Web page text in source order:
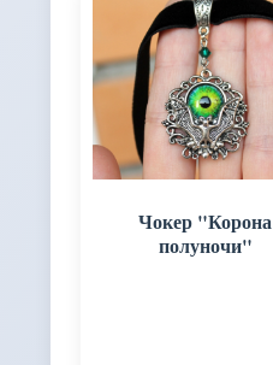
Чокер "Корона
полуночи"